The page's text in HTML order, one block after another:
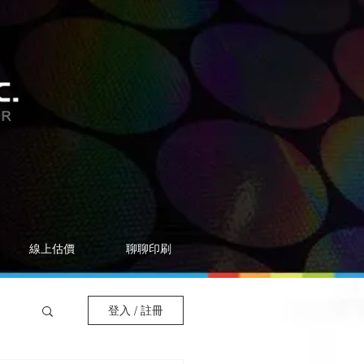
線上估價 聊聊印刷
登入 / 註冊